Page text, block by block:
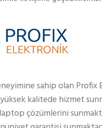
sahip olan
kalitede hizmet
çözümlerini